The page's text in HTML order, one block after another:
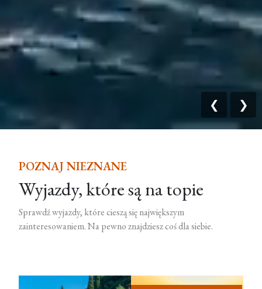
❮ ❯
POZNAJ NIEZNANE
Wyjazdy, które są na topie
Sprawdź wyjazdy, które cieszą się największym
zainteresowaniem. Na pewno znajdziesz coś dla siebie.